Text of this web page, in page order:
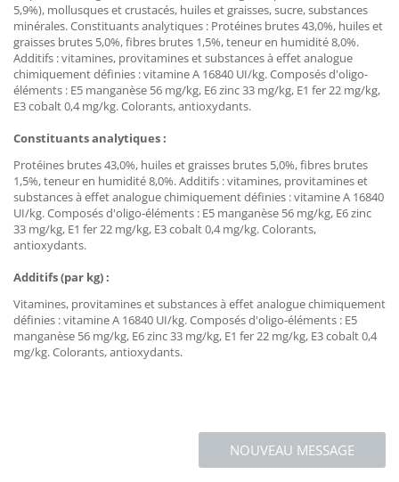
5,9%), mollusques et crustacés, huiles et graisses, sucre, substances
minérales. Constituants analytiques : Protéines brutes 43,0%, huiles et
graisses brutes 5,0%, fibres brutes 1,5%, teneur en humidité 8,0%.
Additifs : vitamines, provitamines et substances à effet analogue
chimiquement définies : vitamine A 16840 UI/kg. Composés d'oligo-
éléments : E5 manganèse 56 mg/kg, E6 zinc 33 mg/kg, E1 fer 22 mg/kg,
E3 cobalt 0,4 mg/kg. Colorants, antioxydants.
Constituants analytiques :
Protéines brutes 43,0%, huiles et graisses brutes 5,0%, fibres brutes
1,5%, teneur en humidité 8,0%. Additifs : vitamines, provitamines et
substances à effet analogue chimiquement définies : vitamine A 16840
UI/kg. Composés d'oligo-éléments : E5 manganèse 56 mg/kg, E6 zinc
33 mg/kg, E1 fer 22 mg/kg, E3 cobalt 0,4 mg/kg. Colorants,
antioxydants.
Additifs (par kg) :
Vitamines, provitamines et substances à effet analogue chimiquement
définies : vitamine A 16840 UI/kg. Composés d'oligo-éléments : E5
manganèse 56 mg/kg, E6 zinc 33 mg/kg, E1 fer 22 mg/kg, E3 cobalt 0,4
mg/kg. Colorants, antioxydants.
NOUVEAU MESSAGE